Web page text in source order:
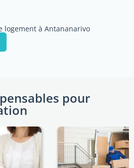
logement à Antananarivo
pour